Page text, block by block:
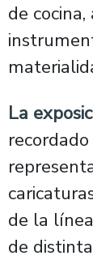
de
La
recordado
de la
de